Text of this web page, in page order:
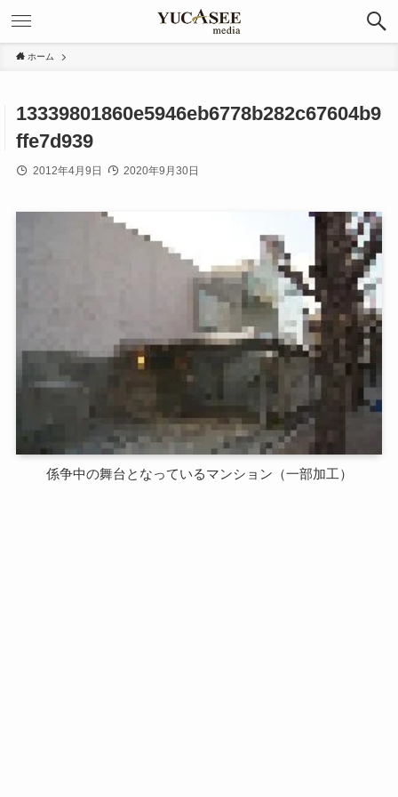
ホーム
13339801860e5946eb6778b282c67604b9
ffe7d939
2012年4月9日 2020年9月30日
係争中の舞台となっているマンション（一部加工）